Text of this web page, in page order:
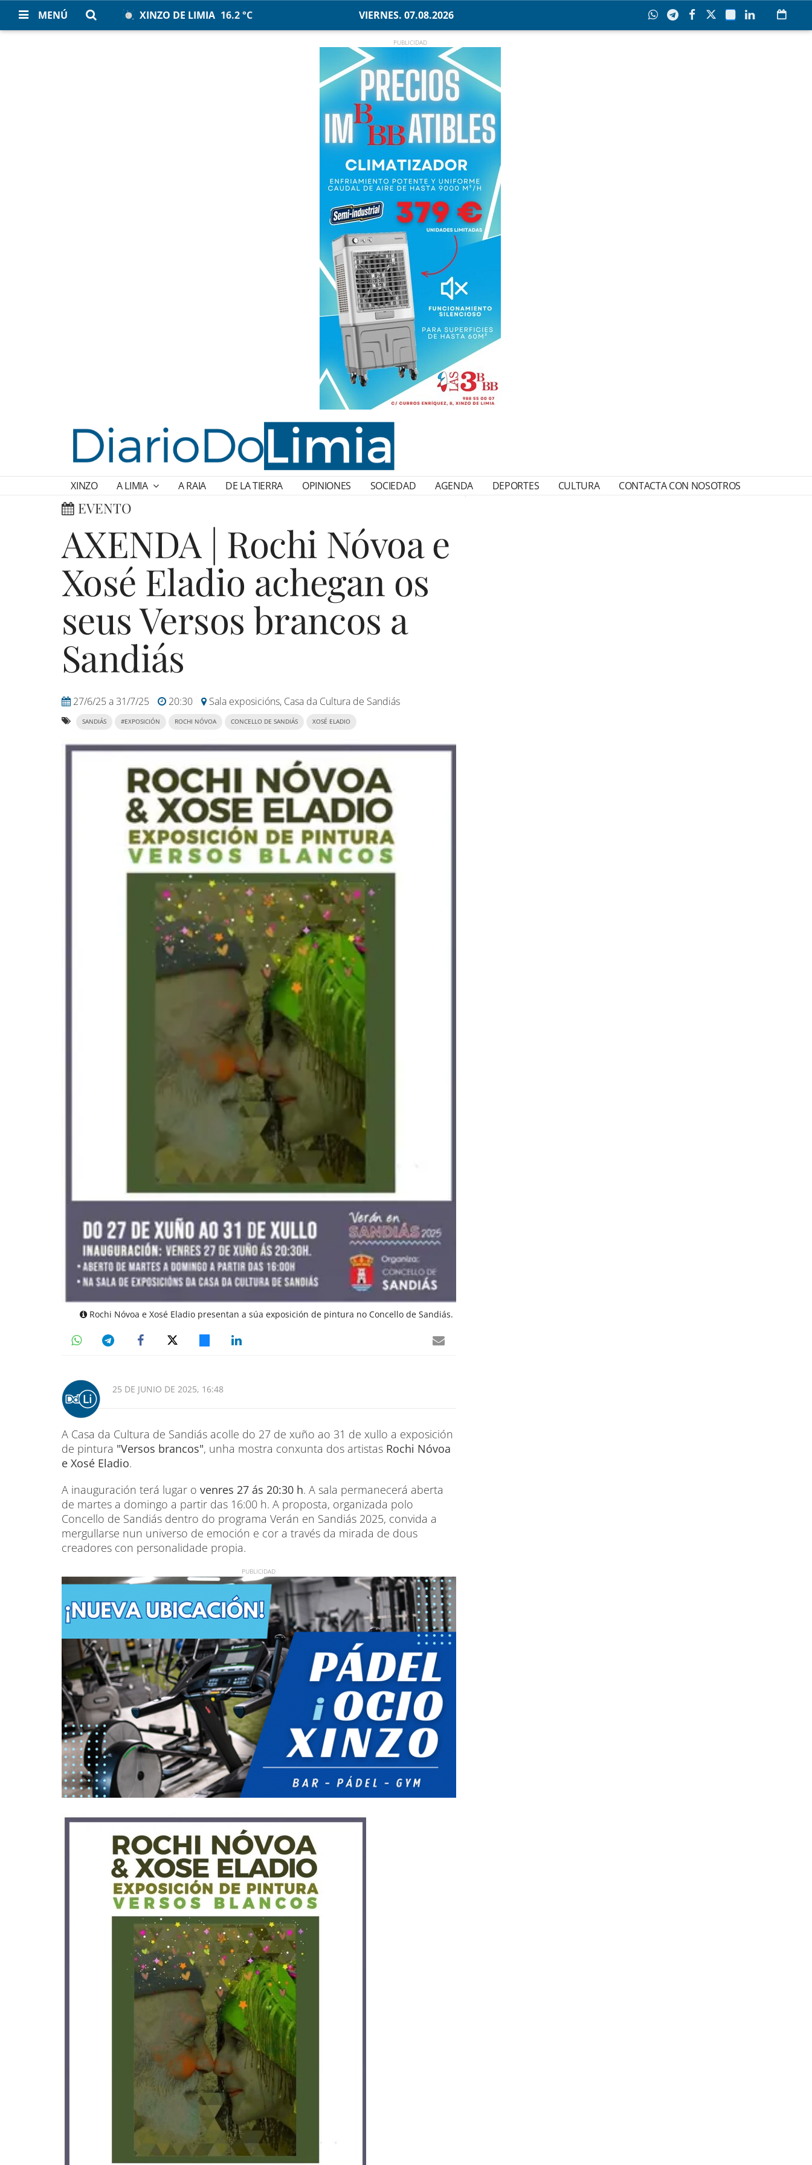
MENÚ XINZO DE LIMIA 16.2 °C VIERNES. 07.08.2026
XINZO A LIMIA A RAIA DE LA TIERRA OPINIONES SOCIEDAD AGENDA DEPORTES CULTURA CONTACTA CON NOSOTROS
EVENTO
AXENDA | Rochi Nóvoa e
Xosé Eladio achegan os
seus Versos brancos a
Sandiás
27/6/25 a 31/7/25 20:30 Sala exposicións, Casa da Cultura de Sandiás
SANDIÁS #EXPOSICIÓN ROCHI NÓVOA CONCELLO DE SANDIÁS XOSÉ ELADIO
Rochi Nóvoa e Xosé Eladio presentan a súa exposición de pintura no Concello de Sandiás.
25 DE JUNIO DE 2025, 16:48
A Casa da Cultura de Sandiás acolle do 27 de xuño ao 31 de xullo a exposición
de pintura "Versos brancos", unha mostra conxunta dos artistas Rochi Nóvoa
e Xosé Eladio.
A inauguración terá lugar o venres 27 ás 20:30 h. A sala permanecerá aberta
de martes a domingo a partir das 16:00 h. A proposta, organizada polo
Concello de Sandiás dentro do programa Verán en Sandiás 2025, convida a
mergullarse nun universo de emoción e cor a través da mirada de dous
creadores con personalidade propia.